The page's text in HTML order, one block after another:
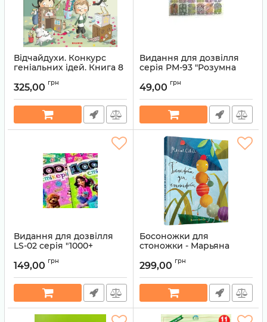
Відчайдухи. Конкурс
геніальних ідей. Книга 8
Артикул: 9786178076221
325,00 грн
Видання для дозвілля
серія РМ-93 "Розумна
МІКС Апельсин
Артикул: 9786178475291
49,00 грн
Видання для дозвілля
LS-02 серія "1000+
МІКС Апельсин
Артикул: 9786178475581
149,00 грн
Босоножки для
стоножки - Марьяна
Артикул: 9786176791478
299,00 грн